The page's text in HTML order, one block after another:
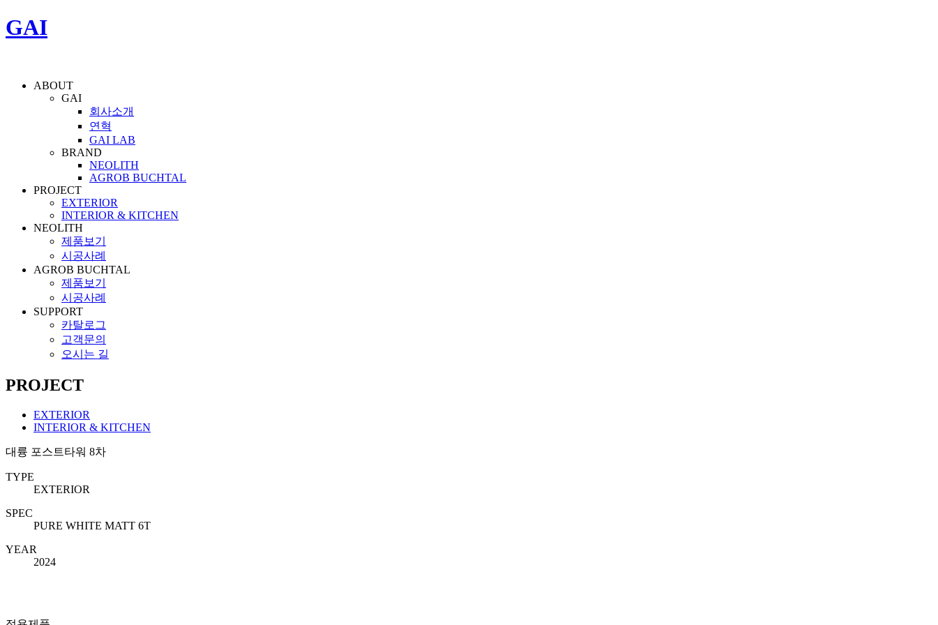
GAI
ABOUT
GAI
회사소개
연혁
GAI LAB
BRAND
NEOLITH
AGROB BUCHTAL
PROJECT
EXTERIOR
INTERIOR & KITCHEN
NEOLITH
제품보기
시공사례
AGROB BUCHTAL
제품보기
시공사례
SUPPORT
카탈로그
고객문의
오시는 길
PROJECT
EXTERIOR
INTERIOR & KITCHEN
대륭 포스트타워 8차
TYPE
EXTERIOR
SPEC
PURE WHITE MATT 6T
YEAR
2024